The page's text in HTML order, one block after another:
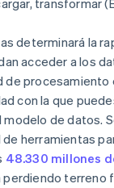
transformar
determinará la
acceder a los
de
con la que
modelo de datos.
herramientas
48.330 millones
perdiendo terreno